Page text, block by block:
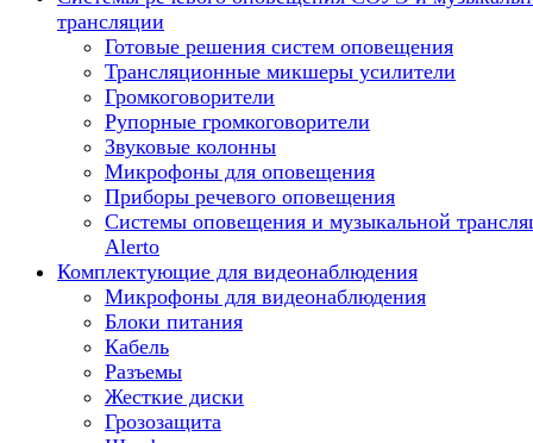
трансляции
Готовые решения систем оповещения
Трансляционные микшеры усилители
Громкоговорители
Рупорные громкоговорители
Звуковые колонны
Микрофоны для оповещения
Приборы речевого оповещения
Системы оповещения и музыкальной
Alerto
Комплектующие для видеонаблюдения
Микрофоны для видеонаблюдения
Блоки питания
Кабель
Разъемы
Жесткие диски
Грозозащита